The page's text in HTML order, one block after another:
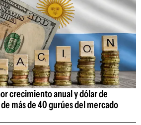
crecimiento anual y dólar de
más de 40 gurúes del mercado